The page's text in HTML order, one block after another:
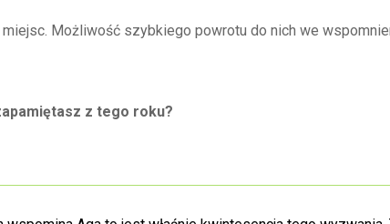
Możliwość szybkiego powrotu do nich we
z tego roku?